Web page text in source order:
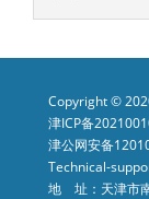
Copyright ©
津ICP备
津公网安备
Technical-
地 址：天津市